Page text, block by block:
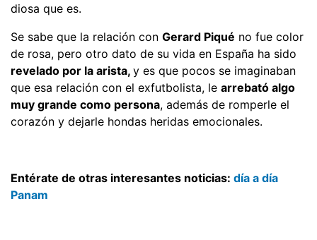
diosa que es.
Se sabe que la relación con Gerard Piqué no fue color
de rosa, pero otro dato de su vida en España ha sido
revelado por la arista, y es que pocos se imaginaban
que esa relación con el exfutbolista, le arrebató algo
muy grande como persona, además de romperle el
corazón y dejarle hondas heridas emocionales.
Entérate de otras interesantes noticias: día a día
Panam